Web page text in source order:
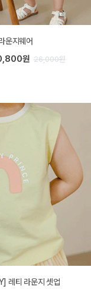
운지웨어
원 26,000원
레티 라운지 셋업